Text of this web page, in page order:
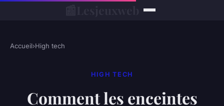
Accueil›High tech
HIGH TECH
Comment les enceintes